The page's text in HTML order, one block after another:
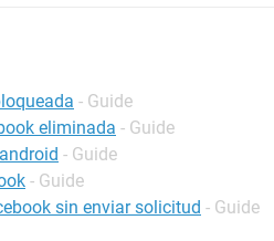
- Guide
eliminada - Guide
- Guide
- Guide
sin enviar solicitud - Guide